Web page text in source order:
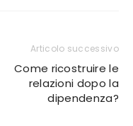
Articolo successivo
Come ricostruire le
relazioni dopo la
dipendenza?